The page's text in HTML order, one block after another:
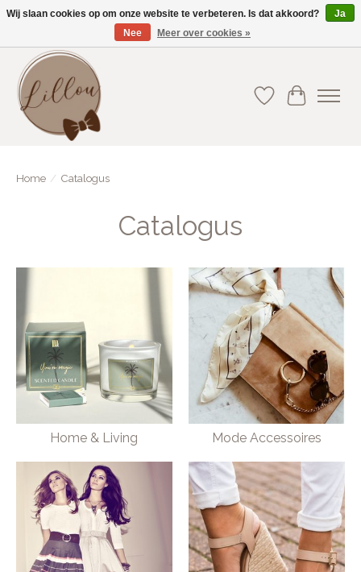
Gratis verzending vanaf €75(BE) en €100(NL)
Verlanglijst
Home / Catalogus
Catalogus
Home & Living Mode Accessoires
Wij slaan cookies op om onze website te verbeteren. Is dat akkoord?
Ja
Nee
Meer over cookies »